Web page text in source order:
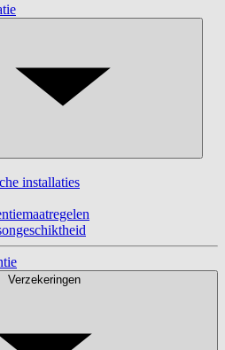
installaties
Verzekeringen